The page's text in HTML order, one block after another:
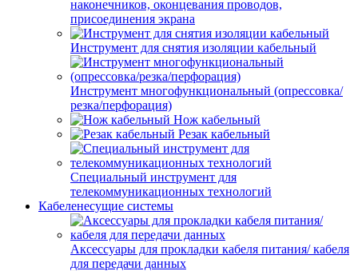
наконечников, оконцевания проводов,
присоединения экрана
Инструмент для снятия изоляции кабельный
Инструмент многофункциональный (опрессовка/
резка/перфорация)
Нож кабельный
Резак кабельный
Специальный инструмент для
телекоммуникационных технологий
Кабеленесущие системы
Аксессуары для прокладки кабеля питания/ кабеля
для передачи данных